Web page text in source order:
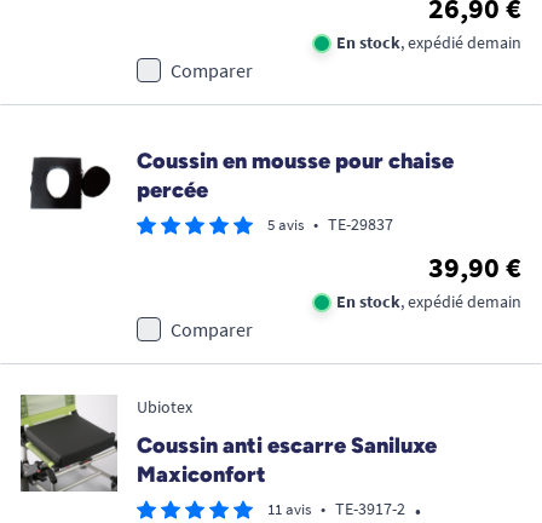
26,90 €
En stock, expédié demain
Comparer
Coussin en mousse pour chaise
percée
5 avis • TE-29837
39,90 €
En stock, expédié demain
Comparer
Ubiotex
Coussin anti escarre Saniluxe
Maxiconfort
11 avis • TE-3917-2 •